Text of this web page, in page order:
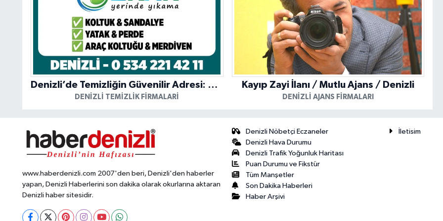
Denizli’de Temizliğin Güvenilir Adresi: Özkan Yerinde Yıkama
DENIZLI TEMIZLIK FIRMALARI
Kayıp Zayi İlanı / Mutlu Ajans / Denizli
DENIZLI AJANS FIRMALARI
www.haberdenizli.com 2007'den beri, Denizli'den haberler
yapan, Denizli Haberlerini son dakika olarak okurlarına aktaran
Denizli haber sitesidir.
Denizli Nöbetçi Eczaneler
Denizli Hava Durumu
Denizli Trafik Yoğunluk Haritası
Puan Durumu ve Fikstür
Tüm Manşetler
Son Dakika Haberleri
Haber Arşivi
İletisim